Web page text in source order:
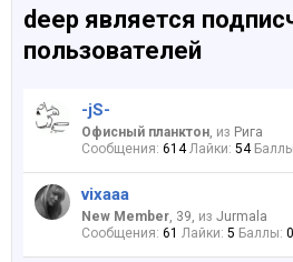
deep является
пользователей
-jS-
Офисный планктон, из Рига
Сообщения: 614 Лайки: 54
vixaaa
New Member, 39, из Jurmala
Сообщения: 61 Лайки: 5 Баллы: 0